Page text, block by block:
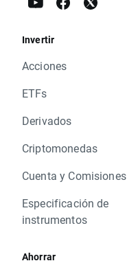
Invertir
Acciones
ETFs
Derivados
Criptomonedas
Cuenta y Comisiones
Especificación de
instrumentos
Ahorrar